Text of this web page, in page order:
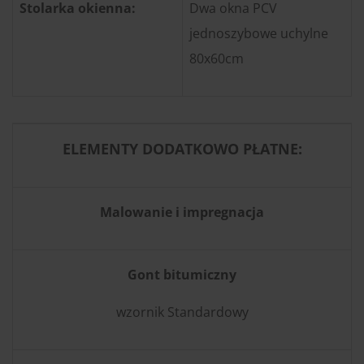
Stolarka okienna:
Dwa okna PCV
jednoszybowe uchylne
80x60cm
ELEMENTY DODATKOWO PŁATNE:
Malowanie i impregnacja
Gont bitumiczny
wzornik Standardowy